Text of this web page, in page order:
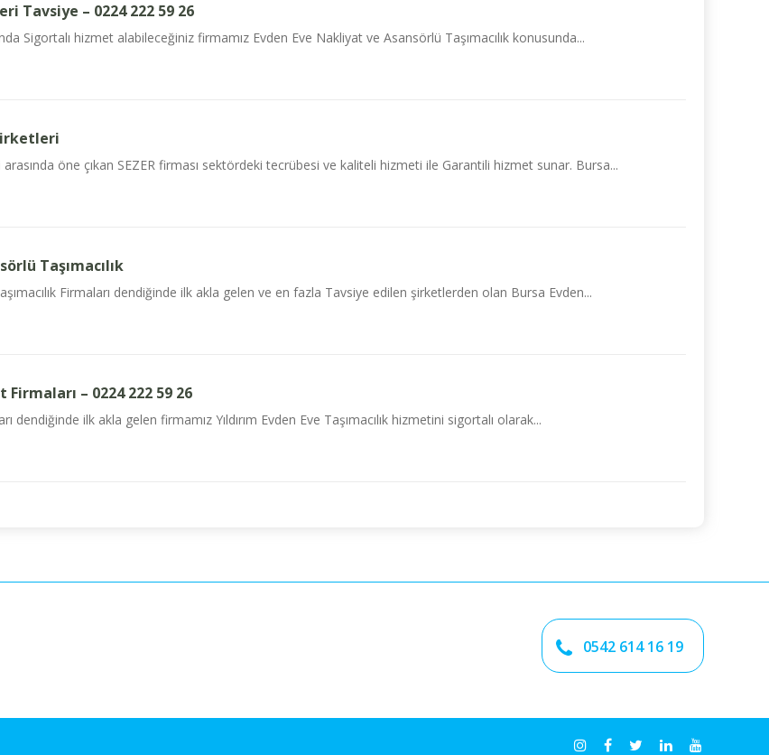
Tavsiye – 0224 222 59 26
Sigortalı hizmet alabileceğiniz firmamız Evden Eve Nakliyat ve Asansörlü Taşımacılık konusunda...
öne çıkan SEZER firması sektördeki tecrübesi ve kaliteli hizmeti ile Garantili hizmet sunar. Bursa...
Taşımacılık
Firmaları dendiğinde ilk akla gelen ve en fazla Tavsiye edilen şirketlerden olan Bursa Evden...
Firmaları – 0224 222 59 26
dendiğinde ilk akla gelen firmamız Yıldırım Evden Eve Taşımacılık hizmetini sigortalı olarak...
0542 614 16 19